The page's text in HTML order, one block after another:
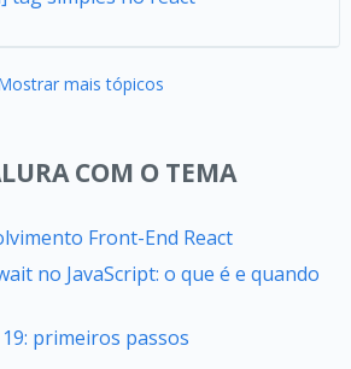
mais tópicos
COM O TEMA
Front-End React
no JavaScript: o que é e quando
primeiros passos